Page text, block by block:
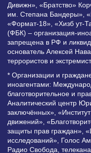
Дивижн», «Братство»
им. Степана Бандеры»,
«Формат-18», «Хизб ут-
(ФБК) – организация-
запрещена в РФ и
основатель Алексей
террористов и
* Организации и
иноагентами:
благотворительное и
Аналитический центр
заключённых»,
движений»,
защиты прав граждан»,
исследований», Голос
Радио Свобода,